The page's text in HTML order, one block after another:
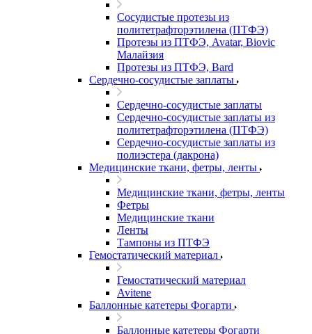
Сосудистые протезы из
политетрафторэтилена (ПТФЭ)
Протезы из ПТФЭ, Avatar, Biovic
Малайзия
Протезы из ПТФЭ, Bard
Сердечно-сосудистые заплаты
Сердечно-сосудистые заплаты
Сердечно-сосудистые заплаты из
политетрафторэтилена (ПТФЭ)
Сердечно-сосудистые заплаты из
полиэстера (дакрона)
Медицинские ткани, фетры, ленты
Медицинские ткани, фетры, ленты
Фетры
Медицинские ткани
Ленты
Тампоны из ПТФЭ
Гемостатический материал
Гемостатический материал
Avitene
Баллонные катетеры Фогарти
Баллонные катетеры Фогарти